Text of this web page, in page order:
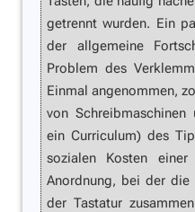
getrennt wurden. Ein
der allgemeine
Problem des
Einmal angenommen,
von
ein Curriculum) des
sozialen Kosten
Anordnung, bei der die
der Tastatur